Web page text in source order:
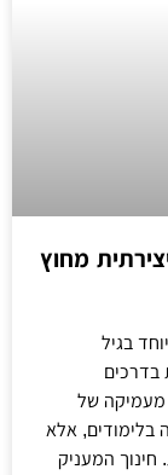
מחוץ
בגיל
בדרכים
מעמיקה של
בלימודים, אלא
חינוך המעניק